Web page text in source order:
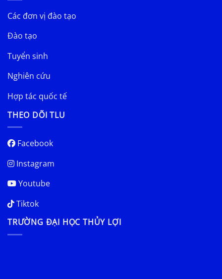
Các đơn vị đào tạo
Đào tạo
Tuyển sinh
Nghiên cứu
Hợp tác quốc tế
THEO DÕI TLU
Facebook
Instagram
Youtube
Tiktok
TRƯỜNG ĐẠI HỌC THỦY LỢI